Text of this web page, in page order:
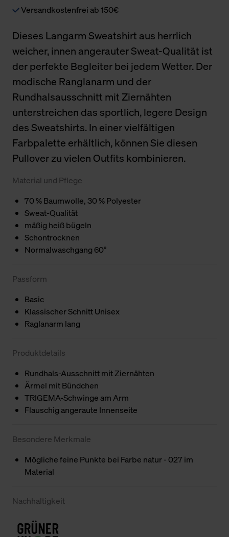
Versandkostenfrei ab 150€
Dieses Langarm Sweatshirt aus herrlich
weicher, innen angerauter Sweat-Qualität ist
der perfekte Begleiter bei jedem Wetter. Der
modische Ranglanarm und der
Rundhalsausschnitt mit Ziernähten
unterstreichen das sportlich, legere Design
des Sweatshirts. In einer vielfältigen
Farbpalette erhältlich, können Sie diesen
Pullover zu vielen Outfits kombinieren.
Material und Pflege
70 % Baumwolle, 30 % Polyester
Sweat-Qualität
mäßig heiß bügeln
Schontrocknen
Normalwaschgang 60°
Passform
Basic
Klassischer Schnitt Unisex
Raglanarm lang
Produktdetails
Rundhals-Ausschnitt mit Ziernähten
Ärmel mit Bündchen
TRIGEMA-Schwinge am Arm
Flauschig angeraute Innenseite
Besondere Merkmale
Mögliche feine Punkte bei Farbe natur - 027 im
Material
Nachhaltigkeit